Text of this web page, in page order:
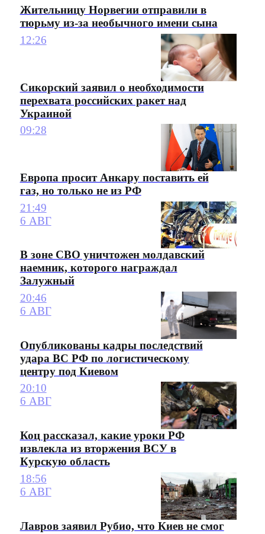
Жительницу Норвегии отправили в
тюрьму из-за необычного имени сына
12:26
Сикорский заявил о необходимости
перехвата российских ракет над
Украиной
09:28
Европа просит Анкару поставить ей
газ, но только не из РФ
21:49
6 АВГ
В зоне СВО уничтожен молдавский
наемник, которого награждал
Залужный
20:46
6 АВГ
Опубликованы кадры последствий
удара ВС РФ по логистическому
центру под Киевом
20:10
6 АВГ
Коц рассказал, какие уроки РФ
извлекла из вторжения ВСУ в
Курскую область
18:56
6 АВГ
Лавров заявил Рубио, что Киев не смог